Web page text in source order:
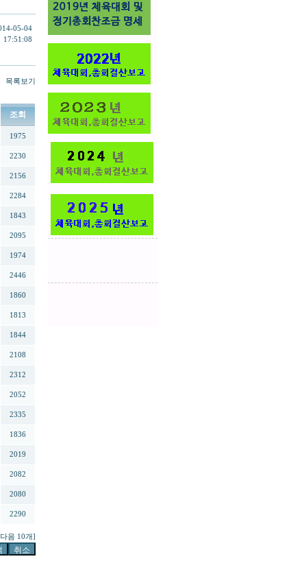
05-04
17:51:08
목록보기
조회
1975
2230
2156
2284
1843
2095
1974
2446
1860
1813
1844
2108
2312
2052
2335
1836
2019
2082
2080
2290
음 10개]